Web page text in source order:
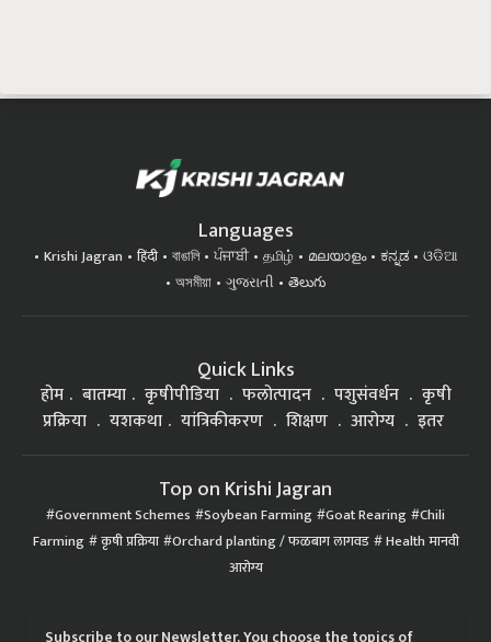
Languages
Krishi Jagran हिंदी বাঙালি ਪੰਜਾਬੀ தமிழ் മലയാളം ಕನ್ನಡ
ଓଡିଆ
অসমীয়া
ગુજરાતી తెలుగు
Quick Links
होम बातम्या कृषीपीडिया फलोत्पादन पशुसंवर्धन
कृषी
प्रक्रिया
यशकथा यांत्रिकीकरण शिक्षण आरोग्य इतर
Top on Krishi Jagran
Government Schemes Soybean Farming Goat Rearing Chili
Farming कृषी प्रक्रिया Orchard planting / फळबाग लागवड Health मानवी
आरोग्य